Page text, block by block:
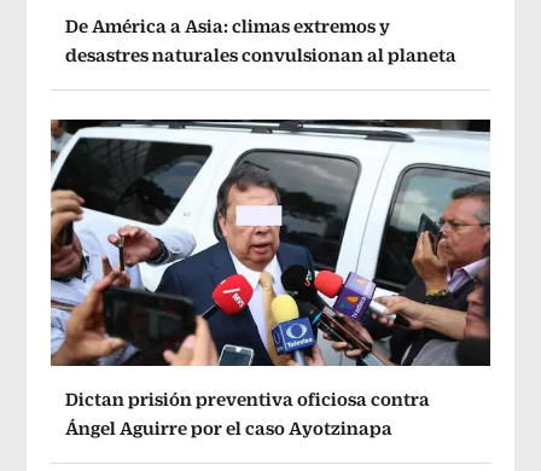
De América a Asia: climas extremos y
desastres naturales convulsionan al planeta
Dictan prisión preventiva oficiosa contra
Ángel Aguirre por el caso Ayotzinapa